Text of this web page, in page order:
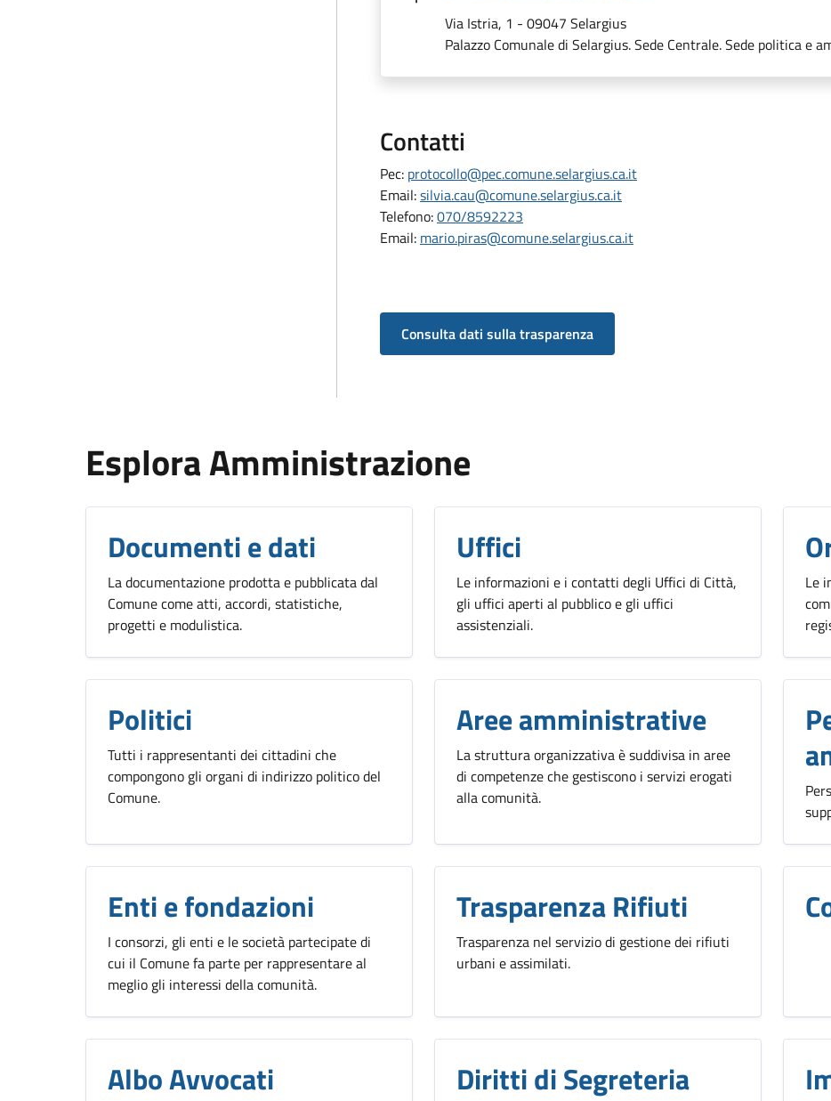
Via Istria, 1 - 09047 Selargius
Palazzo Comunale di Selargius. Sede Centrale. Sede politica e
Contatti
Pec: protocollo@pec.comune.selargius.ca.it
Email:silvia.cau@comune.selargius.ca.it
Telefono:070/8592223
Email: mario.piras@comune.selargius.ca.it
Consulta dati sulla trasparenza
Esplora Amministrazione
Documenti e dati
La documentazione prodotta e pubblicata dal
Comune come atti, accordi, statistiche,
progetti e modulistica.
Uffici
Le informazioni e i contatti degli Uffici di Città,
gli uffici aperti al pubblico e gli uffici
assistenziali.
Le
Politici
Tutti i rappresentanti dei cittadini che
compongono gli organi di indirizzo politico del
Comune.
Aree amministrative
La struttura organizzativa è suddivisa in aree
di competenze che gestiscono i servizi erogati
alla comunità.
Enti e fondazioni
I consorzi, gli enti e le società partecipate di
cui il Comune fa parte per rappresentare al
meglio gli interessi della comunità.
Trasparenza Rifiuti
Trasparenza nel servizio di gestione dei rifiuti
urbani e assimilati.
Albo Avvocati Diritti di Segreteria